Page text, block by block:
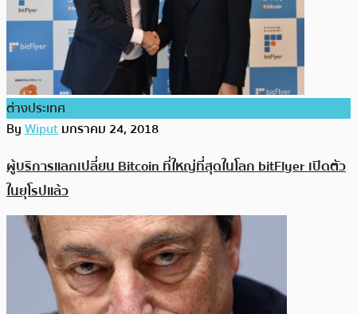
ต่างประเทศ
ByWiputมกราคม 24, 2018
ผู้บริการแลกเปลี่ยน Bitcoin ที่ใหญ่ที่สุดในโลก bitFlyer เปิดตัว
ในยุโรปแล้ว